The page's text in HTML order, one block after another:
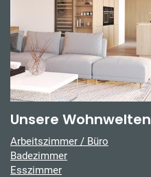
Unsere Wohnwelten
Arbeitszimmer / Büro
Badezimmer
Esszimmer